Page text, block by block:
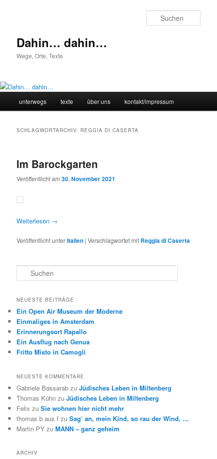
Dahin… dahin…
Wege, Orte, Texte
unterwegs texte über uns kontakt/impressum
SCHLAGWORTARCHIV: REGGIA DI CASERTA
Im Barockgarten
Veröffentlicht am30. November 2021
Weiterlesen →
Veröffentlicht unterItalien |Verschlagwortet mit Reggia di Caserta
u
h
n
NEUESTE BEITRÄGE
Ein Open Air Museum der Moderne
Einmaliges in Amsterdam
Erinnerungsort Rapallo
Ein Ausflug nach Genua
Fritto Misto in Camogli
NEUESTE KOMMENTARE
Gabriele Bassarab zuJüdisches Leben in Miltenberg
Thomas Kühn zuJüdisches Leben in Miltenberg
Felix zuSie wohnen hier nicht mehr
thomas b aus f zuSag‘ an, mein Kind, so rau der Wind, …
Martin PY zuMANN – ganz geheim
ARCHIV